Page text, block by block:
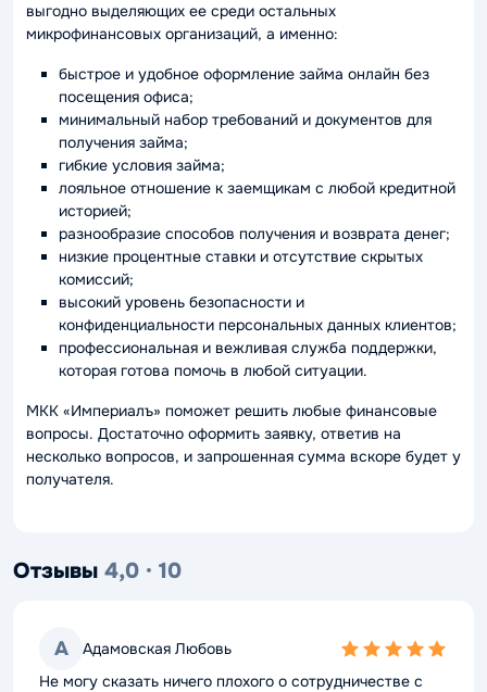
выгодно выделяющих ее среди остальных
микрофинансовых организаций, а именно:
быстрое и удобное оформление займа онлайн без
посещения офиса;
минимальный набор требований и документов для
получения займа;
гибкие условия займа;
лояльное отношение к заемщикам с любой кредитной
историей;
разнообразие способов получения и возврата денег;
низкие процентные ставки и отсутствие скрытых
комиссий;
высокий уровень безопасности и
конфиденциальности персональных данных клиентов;
профессиональная и вежливая служба поддержки,
которая готова помочь в любой ситуации.
МКК «Империалъ» поможет решить любые финансовые
вопросы. Достаточно оформить заявку, ответив на
несколько вопросов, и запрошенная сумма вскоре будет у
получателя.
Отзывы 4,0 · 10
А Адамовская Любовь
5,0
rating
Не могу сказать ничего плохого о сотрудничестве с